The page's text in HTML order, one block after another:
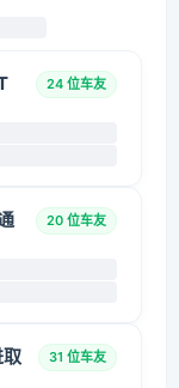
24 位车友
20 位车友
31 位车友